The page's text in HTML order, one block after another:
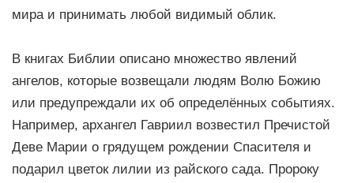
мира и принимать любой видимый облик.
В книгах Библии описано множество явлений
ангелов, которые возвещали людям Волю Божию
или предупреждали их об определённых событиях.
Например, архангел Гавриил возвестил Пречистой
Деве Марии о грядущем рождении Спасителя и
подарил цветок лилии из райского сада. Пророку